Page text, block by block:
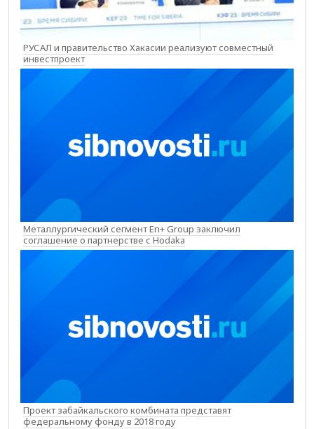
РУСАЛ и правительство Хакасии реализуют совместный
инвестпроект
Металлургический сегмент En+ Group заключил
соглашение о партнерстве с Hodaka
Проект забайкальского комбината представят
федеральному фонду в 2018 году